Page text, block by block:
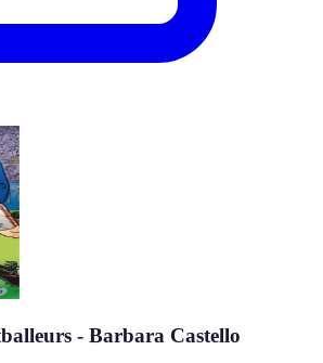
- Barbara Castello